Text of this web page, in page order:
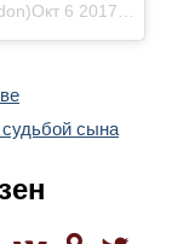
Окт 6 2017 в 8:50 PDT
сына